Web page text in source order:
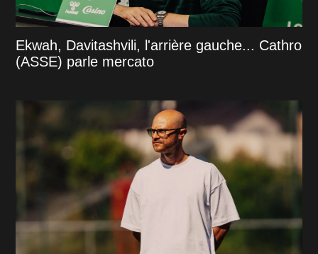
Ekwah, Davitashvili, l'arrière gauche... Cathro
(ASSE) parle mercato